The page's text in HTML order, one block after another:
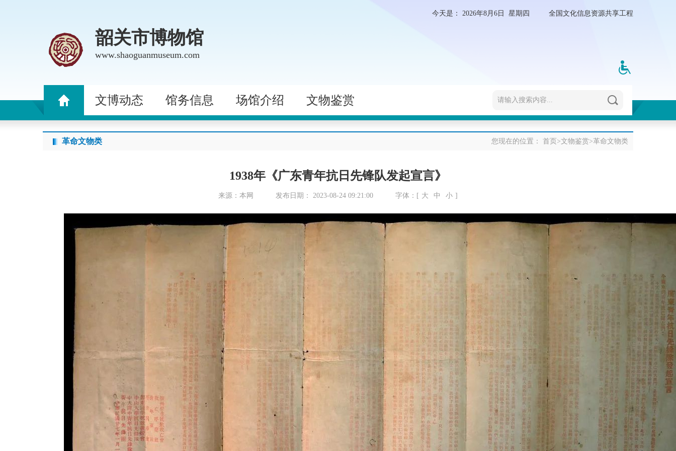
今天是： 2026年8月6日 星期四 全国文化信息资源共享工程
韶关市博物馆
www.shaoguanmuseum.com
文博动态 馆务信息 场馆介绍 文物鉴赏
革命文物类 您现在的位置： 首页 >文物鉴赏>革命文物类
1938年《广东青年抗日先锋队发起宣言》
来源：本网 发布日期： 2023-08-24 09:21:00 字体：[ 大 中 小 ]